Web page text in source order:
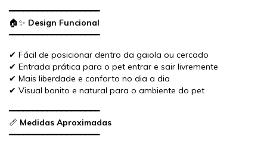
━━━━━━━━━━━━━━━━━━━
🏠✨ Design Funcional
━━━━━━━━━━━━━━━━━━━
✔ Fácil de posicionar dentro da gaiola ou cercado
✔ Entrada prática para o pet entrar e sair livremente
✔ Mais liberdade e conforto no dia a dia
✔ Visual bonito e natural para o ambiente do pet
━━━━━━━━━━━━━━━━━━━
📏 Medidas Aproximadas
━━━━━━━━━━━━━━━━━━━